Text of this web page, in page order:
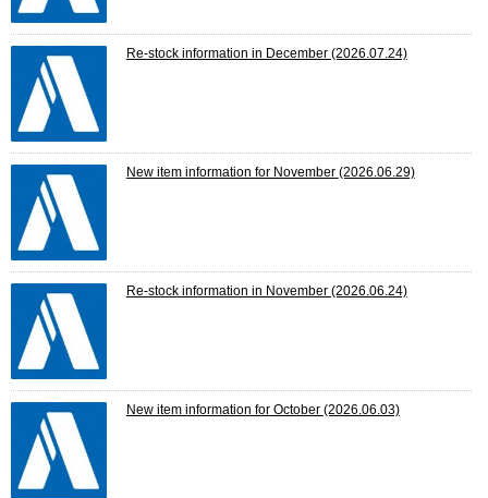
Re-stock information in December (2026.07.24)
New item information for November (2026.06.29)
Re-stock information in November (2026.06.24)
New item information for October (2026.06.03)